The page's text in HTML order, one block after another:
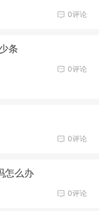
0评论
条
0评论
0评论
怎么办
0评论